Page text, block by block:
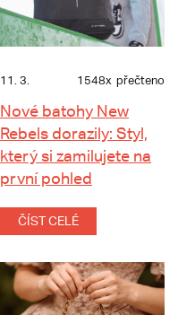
11. 3. 1548x přečteno
Nové batohy New
Rebels dorazily: Styl,
který si zamilujete na
první pohled
ČÍST CELÉ